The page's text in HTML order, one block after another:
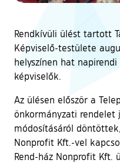
Rendkívüli ülést tartott
Képviselő-testülete
helyszínen hat
képviselők.
Az ülésen először a
önkormányzati rendelet
módosításáról
Nonprofit Kft.-vel
Rend-ház Nonprofit Kft.